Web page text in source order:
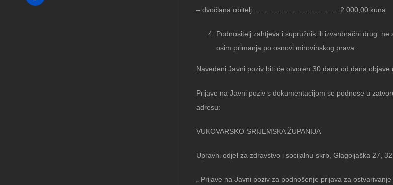
– dvočlana obitelj ……………………………… 2.000,00 kuna
Podnositelj zahtjeva i supružnik ili izvanbračni drug
osim primanja po osnovi mirovinskog prava.
Navedeni Javni poziv biti će otvoren 30 dana od dana
Prijave na Javni poziv s dokumentacijom se podnose u
adresu:
VUKOVARSKO-SRIJEMSKA ŽUPANIJA
Upravni odjel za zdravstvo i socijalnu skrb, Glagoljaška 27,
„ Prijave na Javni poziv za podnošenje prijava za